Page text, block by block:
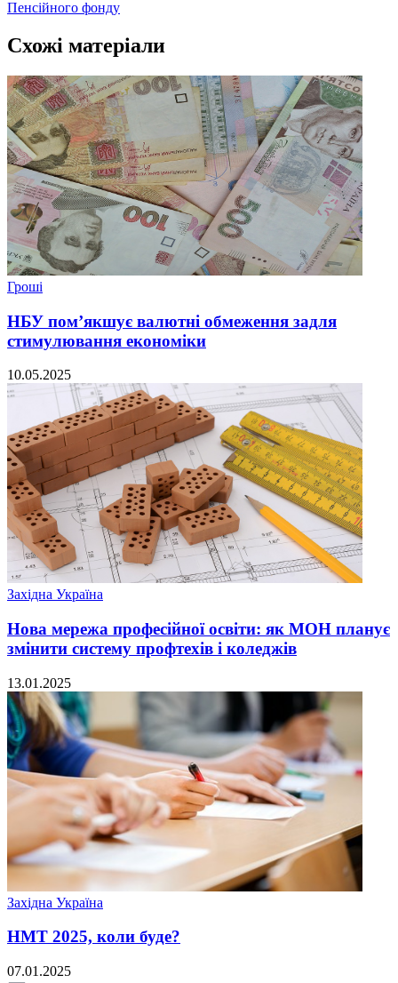
Пенсійного фонду
Схожі матеріали
Гроші
НБУ пом’якшує валютні обмеження задля
стимулювання економіки
10.05.2025
Західна Україна
Нова мережа професійної освіти: як МОН планує
змінити систему профтехів і коледжів
13.01.2025
Західна Україна
НМТ 2025, коли буде?
07.01.2025